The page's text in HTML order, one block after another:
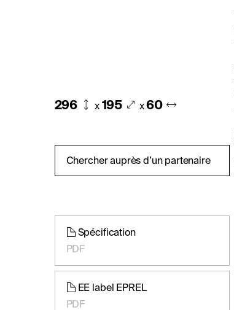
296 x 195 x60
Chercher auprès d’un partenaire
Spécification
PDF
EE label EPREL
PDF